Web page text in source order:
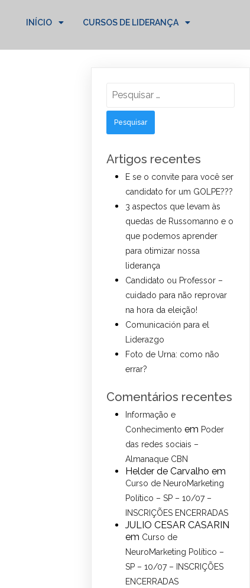
INÍCIO CURSOS DE LIDERANÇA
por:
Artigos recentes
E se o convite para você ser
candidato for um GOLPE???
3 aspectos que levam às
quedas de Russomanno e o
que podemos aprender
para otimizar nossa
liderança
Candidato ou Professor –
cuidado para não reprovar
na hora da eleição!
Comunicación para el
Liderazgo
Foto de Urna: como não
errar?
Comentários recentes
Informação e
Conhecimento em Poder
das redes sociais –
Almanaque CBN
Helder de Carvalho em
Curso de NeuroMarketing
Político – SP – 10/07 –
INSCRIÇÕES ENCERRADAS
JULIO CESAR CASARIN
em Curso de
NeuroMarketing Político –
SP – 10/07 – INSCRIÇÕES
ENCERRADAS